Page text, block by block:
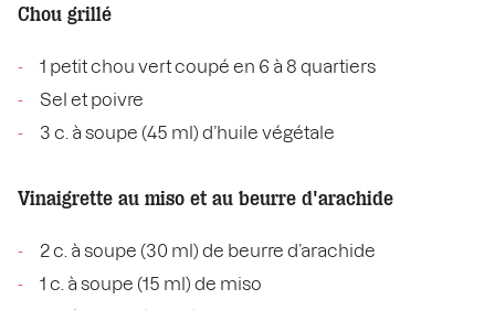
Chou grillé
1 petit chou vert coupé en 6 à 8 quartiers
Sel et poivre
3 c. à soupe (45 ml) d’huile végétale
Vinaigrette au miso et au beurre d'arachide
2 c. à soupe (30 ml) de beurre d’arachide
1 c. à soupe (15 ml) de miso